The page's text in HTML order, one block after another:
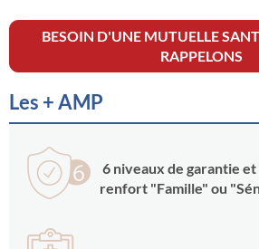
BESOIN D'UNE MUTUELLE
RAPPELONS
Les + AMP
6 niveaux de garantie
renfort "Famille" ou